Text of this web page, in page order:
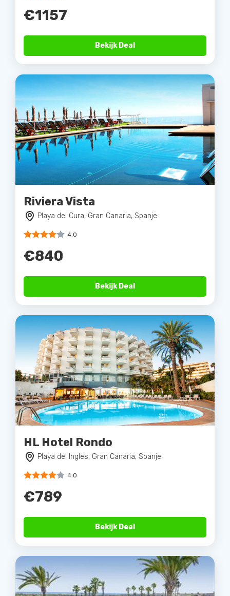
€1157
Bekijk Deal
Riviera Vista
Playa del Cura, Gran Canaria, Spanje
4.0
€840
Bekijk Deal
HL Hotel Rondo
Playa del Ingles, Gran Canaria, Spanje
4.0
€789
Bekijk Deal